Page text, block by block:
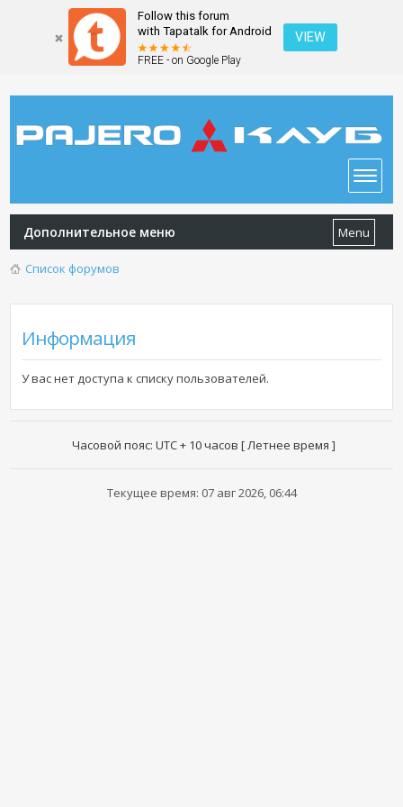
Follow this forum
with Tapatalk for Android
FREE - on Google Play
VIEW
Дополнительное меню Menu
Список форумов
Информация
У вас нет доступа к списку пользователей.
Часовой пояс: UTC + 10 часов [ Летнее время ]
Текущее время: 07 авг 2026, 06:44